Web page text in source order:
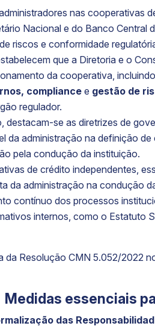
nas cooperativas
Nacional e do Banco Central
riscos e conformidade
que a Diretoria e o
da cooperativa,
compliance e gestão de
regulador.
destacam-se as diretrizes de
da administração na definição
pela condução da instituição.
de crédito independentes,
da administração na condução
contínuo dos processos
internos, como o Estatuto
da Resolução CMN 5.052/2022
Medidas essenciais
das